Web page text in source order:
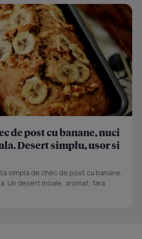
de post cu banane, nuci
Desert simplu, usor si
simpla de chec de post cu banane,
Un desert moale, aromat, fara